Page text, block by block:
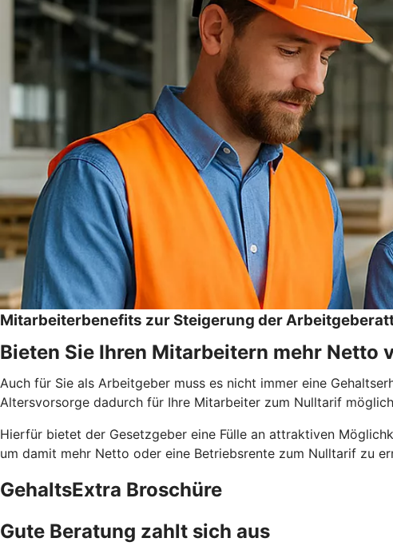
Mitarbeiterbenefits zur Steigerung der
Bieten Sie Ihren Mitarbeitern mehr
Auch für Sie als Arbeitgeber muss es nicht immer eine
Altersvorsorge dadurch für Ihre Mitarbeiter zum Nulltarif
Hierfür bietet der Gesetzgeber eine Fülle an attraktiven
um damit mehr Netto oder eine Betriebsrente zum Nulltarif zu
GehaltsExtra Broschüre
Gute Beratung zahlt sich aus